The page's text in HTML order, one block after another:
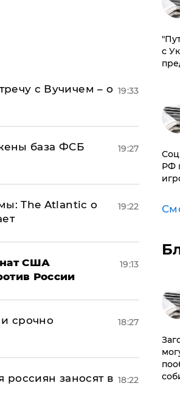
с Вучичем – о 19:33
база ФСБ
19:27
The Atlantic о
19:22
США
России
19:13
срочно
18:27
россиян заносят в 18:22
с
РФ